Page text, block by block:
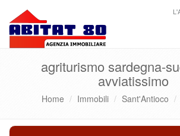
agriturismo sardegna-
avviatissimo
Home Immobili Sant'Antioco